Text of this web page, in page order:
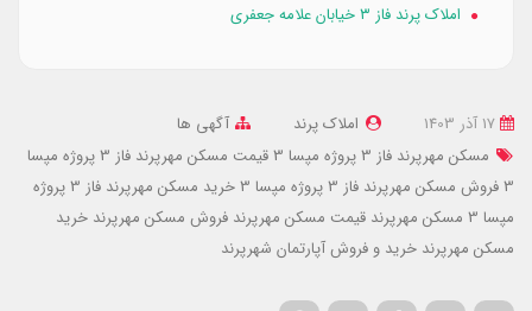
املاک پرند فاز ۳ خیابان علامه جعفری
املاک پرند
آگهی ها
مسکن مهرپرند فاز 3 پروژه مپسا 3
قیمت مسکن مهرپرند فاز 3 پروژه مپسا
3فروش مسکن مهرپرند فاز 3 پروژه مپسا 3
خرید مسکن مهرپرند فاز 3 پروژه
مپسا 3
مسکن مهرپرند قیمت مسکن مهرپرند فروش مسکن مهرپرند خرید
مسکن مهرپرند خرید و فروش آپارتمان شهرپرند